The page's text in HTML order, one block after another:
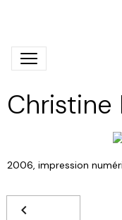
Christine
2006, impression